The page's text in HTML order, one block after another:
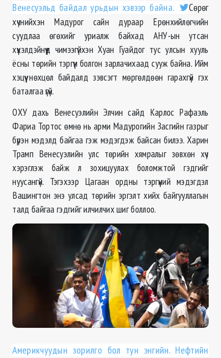
Венесуэльд байдал урьдын хэвээр байна.
Сөрөг
хүчнийхэн Мадурог сайн дураар Ерөнхийлөгчийн
суудлаа өгөхийг уриалж байхад АНУ-ын утсан
хүүхэлдэйнүүд чимээгүйхэн Хуан Гуайдог тус улсын хууль
ёсны төрийн тэргүүн болгон зарлачихаад сууж байна. Ийм
хэцүү нөхцөл байдалд зэвсэгт мөргөлдөөн гарахгүй гэх
баталгаа үгүй.
ОХУ дахь Венесуэлийн Элчин сайд Карлос Рафаэль
Фариа Тортос өмнө нь арми Мадурогийн Засгийн газрыг
бүрэн мэдэлд байгаа гэж мэдэгдэж байсан билээ. Харин
Трамп Венесуэлийн улс төрийн хямралыг зөвхөн хүч
хэрэглэж байж л зохицуулах боломжтой гэдгийг
нуусангүй. Тэгэхээр Цагаан ордны тэргүүний мэдэгдэл
Вашингтон энэ улсад төрийн эргэлт хийх байгууллагын
талд байгаа гэдгийг илчилчих шиг боллоо.
Америкчуудын зорилго бол тун энгийн. Нефтийн